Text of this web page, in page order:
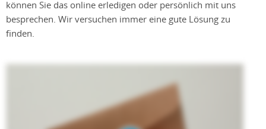
können Sie das online erledigen oder persönlich mit uns
besprechen. Wir versuchen immer eine gute Lösung zu
finden.